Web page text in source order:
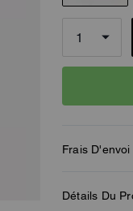
Frais
Détails Du